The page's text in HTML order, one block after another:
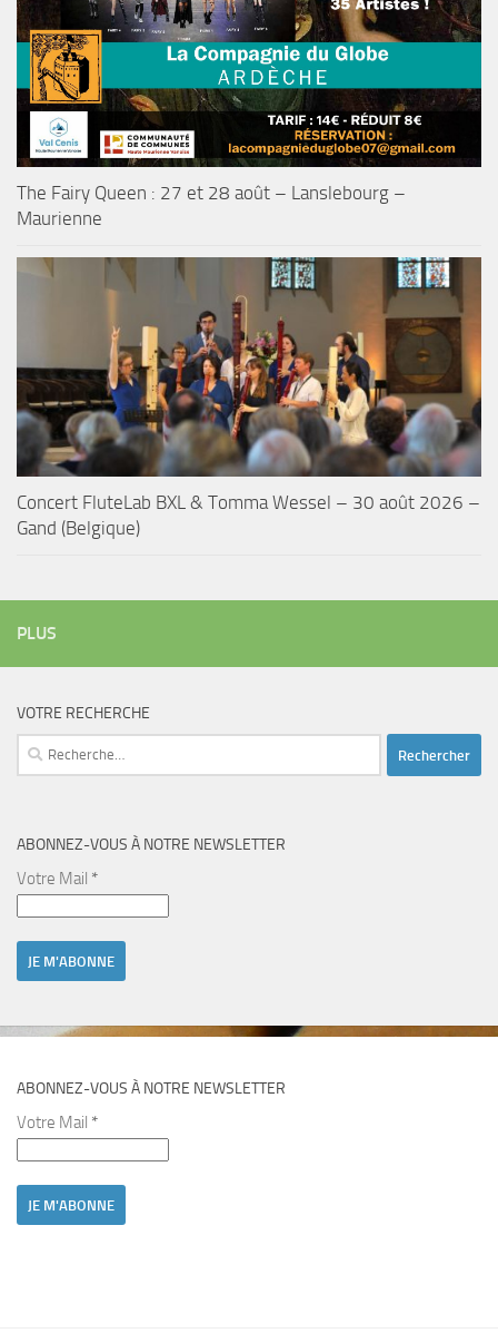
The Fairy Queen : 27 et 28 août – Lanslebourg –
Maurienne
Concert FluteLab BXL & Tomma Wessel – 30 août 2026 –
Gand (Belgique)
PLUS
VOTRE RECHERCHE
Rechercher :
ABONNEZ-VOUS À NOTRE NEWSLETTER
Votre Mail *
ABONNEZ-VOUS À NOTRE NEWSLETTER
Votre Mail *